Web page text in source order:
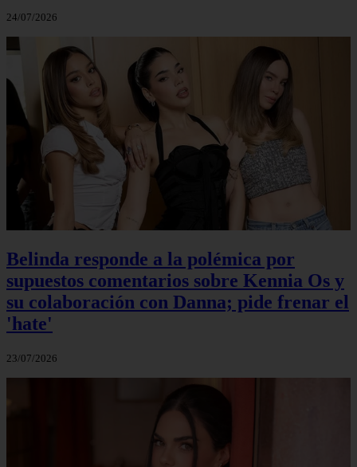
24/07/2026
Belinda responde a la polémica por
supuestos comentarios sobre Kennia Os y
su colaboración con Danna; pide frenar el
'hate'
23/07/2026